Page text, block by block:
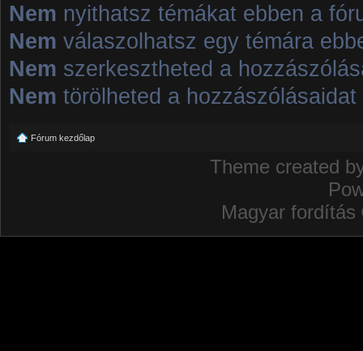
Nem nyithatsz témákat ebben a
Nem válaszolhatsz egy témára
Nem szerkesztheted a
Nem törölheted a
Fórum kezdőlap
Theme created
Magyar